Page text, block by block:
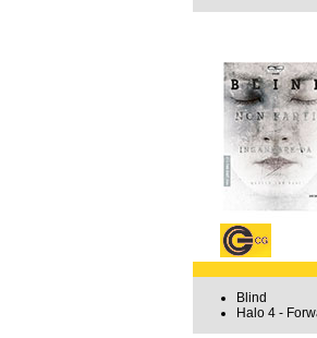
Blind
Halo 4 -